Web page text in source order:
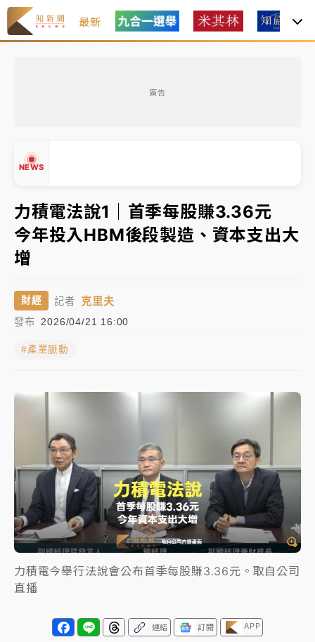
最新
廣告
NEWS
中信慈善基金會想增加董事人數！辜仲諒向法院聲請遭
駁 理由曝光
故宮《龍藏經》特展第2檔！今線上預約開賣一度塞車
周六起展出延長至晚上7時
台東農業處長涉圖利渡假村！東檢抗告成功 今重開羈
押庭
父親節泡湯了！中颱白海豚雨彈轟3天 「紅到發紫」降
雨熱區曝
女律師陳昱瑄詐慈濟10億！黃金158kg遭查扣畫面曝光
及載板皆走弱
駁 理由曝光
故宮《龍藏經》特展第2檔！今線上預約開賣一度塞車
周六起展出延長至晚上7時
台東農業處長涉圖利渡假村！東檢抗告成功 今重開羈
押庭
雨熱區曝
▼
力積電法說1｜首季每股賺3.36元
今年投入HBM後段製造、資本支出大
增
財經 記者 克里夫
發布 2026/04/21 16:00
#產業脈動
力積電今舉行法說會公布首季每股賺3.36元。取自公司
直播
連結 訂閱 APP